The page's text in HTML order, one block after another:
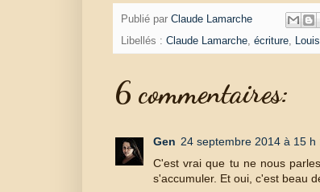
Publié par Claude Lamarche
Libellés : Claude Lamarche, écriture,
6 commentaires:
Gen 24 septembre 2014 à 15 h
C'est vrai que tu ne nous
s'accumuler. Et oui, c'est beau